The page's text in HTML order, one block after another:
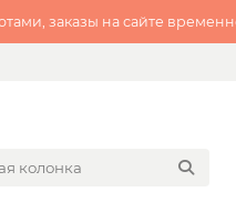
заказы на сайте